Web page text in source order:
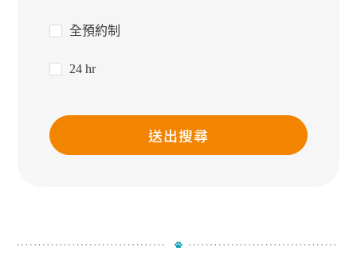
全預約制
24 hr
送出搜尋